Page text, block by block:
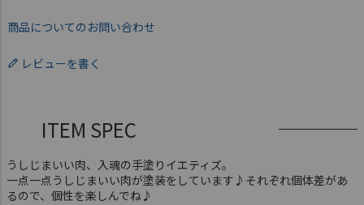
商品についてのお問い合わせ
レビューを書く
ITEM SPEC
うしじまいい肉、入魂の手塗りイエティズ。
一点一点うしじまいい肉が塗装をしています♪それぞれ個体差があ
るので、個性を楽しんでね♪